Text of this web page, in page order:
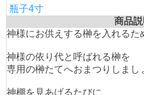
瓶子4寸
商品説
神様にお供えする榊を入れるた
神様の依り代と呼ばれる榊を
専用の榊たてへおまつりしまし
神棚を見あげるたびに